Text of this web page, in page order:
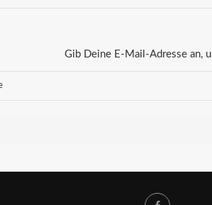
Gib Deine E-Mail-Adresse an,